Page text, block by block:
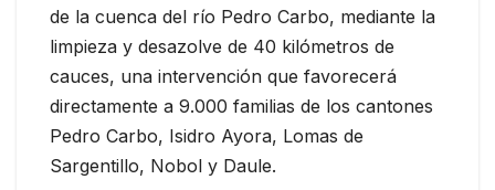
de la cuenca del río Pedro Carbo, mediante la
limpieza y desazolve de 40 kilómetros de
cauces, una intervención que favorecerá
directamente a 9.000 familias de los cantones
Pedro Carbo, Isidro Ayora, Lomas de
Sargentillo, Nobol y Daule.